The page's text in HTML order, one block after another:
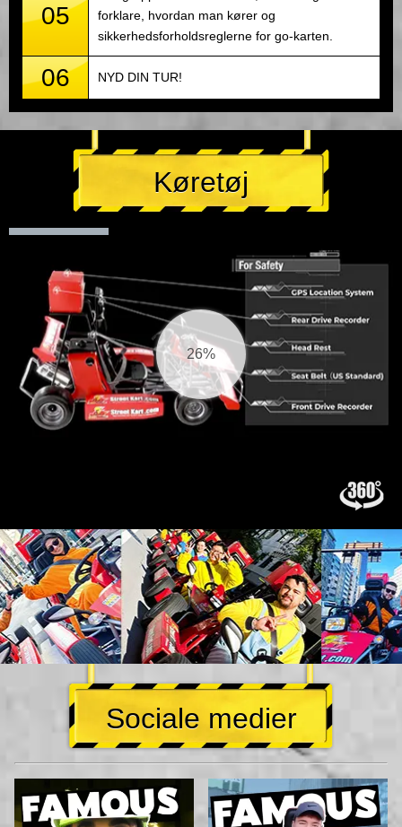
05
forklare, hvordan man kører og
sikkerhedsforholdsreglerne for go-karten.
06 NYD DIN TUR!
Køretøj
27%
Sociale medier